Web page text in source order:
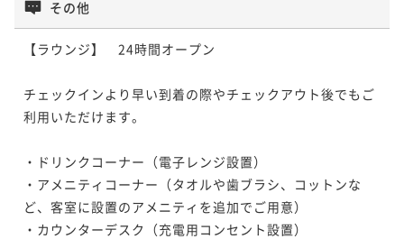
その他
【ラウンジ】　24時間オープン
チェックインより早い到着の際やチェックアウト後でもご
利用いただけます。
・ドリンクコーナー（電子レンジ設置）
・アメニティコーナー（タオルや歯ブラシ、コットンな
ど、客室に設置のアメニティを追加でご用意）
・カウンターデスク（充電用コンセント設置）